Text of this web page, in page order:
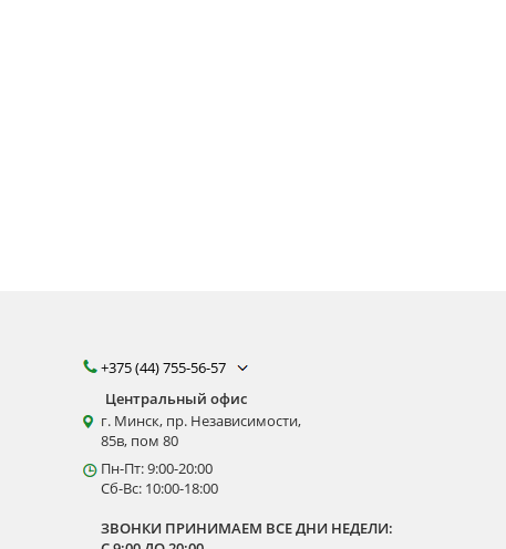
+375 (44) 755-56-57
Центральный офис
г. Минск, пр. Независимости,
85в, пом 80
Пн-Пт: 9:00-20:00
Сб-Вс: 10:00-18:00
ЗВОНКИ ПРИНИМАЕМ ВСЕ ДНИ НЕДЕЛИ: